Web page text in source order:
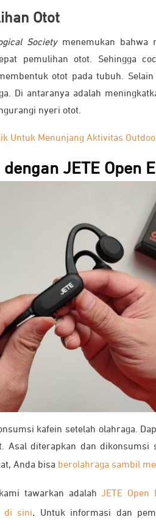
Otot
Societymenemukan bahwa
pemulihan otot. Sehingga
otot pada tubuh.
Di antaranya adalah
nyeri otot.
Untuk Menunjang Aktivitas
JETE Open
kafein setelah olahraga.
Asal diterapkan dan dikonsumsi
Anda bisa berolahraga sambil
tawarkan adalahJETE Open
di sini. Untuk informasi dan